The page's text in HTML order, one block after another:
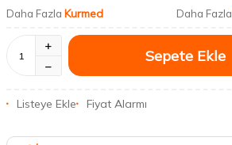
Daha Fazla Kurmed Daha Fazla
Sepete Ekle
Listeye Ekle Fiyat Alarmı